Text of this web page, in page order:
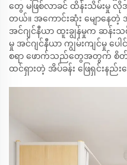
တွေ မဖြစ်လာခင် ထိန်းသိမ်းမှု
တယ်။ အကောင်းဆုံး မျောနေ
အင်ဂျင်နီယာ ထူးချွန်မှုက ဆန်
မှု အင်ဂျင်နီယာ ကျွမ်းကျင်မှု ပေါ
စရာ ဖောက်သည်တွေအတွက် စိတ်ချ
ထင်ရှားတဲ့ အိပ်ခန်း ဖြေရှင်းနည်